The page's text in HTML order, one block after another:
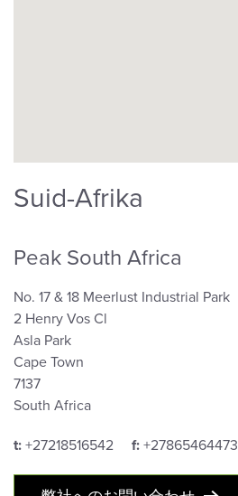
Suid-Afrika
Peak South Africa
No. 17 & 18 Meerlust Industrial Park
2 Henry Vos Cl
Asla Park
Cape Town
7137
South Africa
t: +27218516542 f: +27865464473